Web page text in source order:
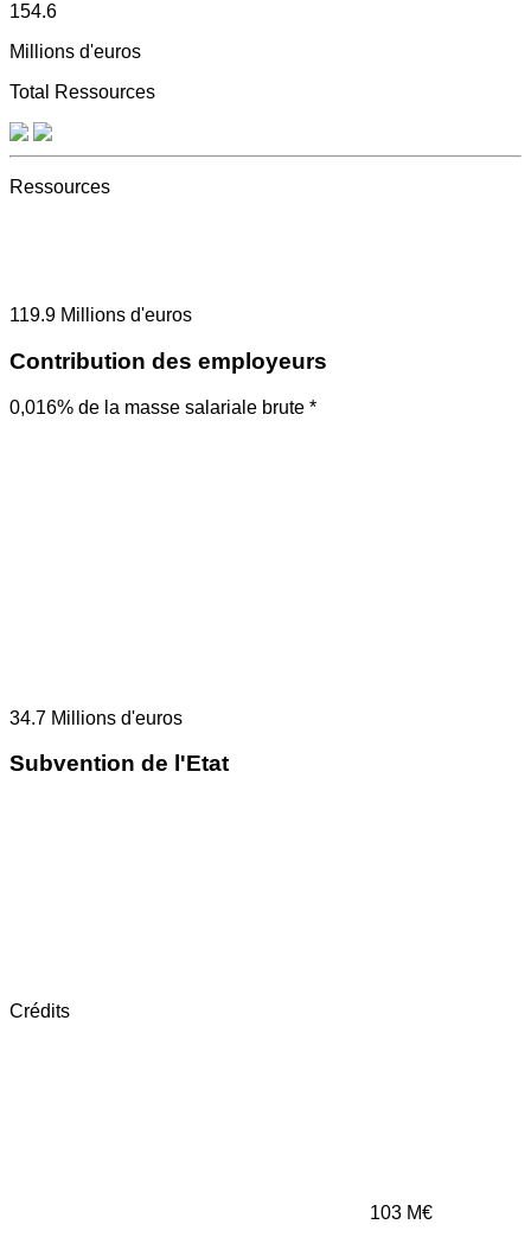
154.6
Millions d'euros
Total Ressources
Ressources
119.9 Millions d'euros
Contribution des employeurs
0,016% de la masse salariale brute *
34.7 Millions d'euros
Subvention de l'Etat
Crédits
103 M€